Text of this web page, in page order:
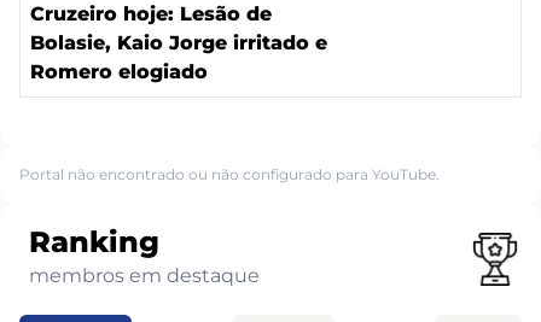
Cruzeiro hoje: Lesão de
Bolasie, Kaio Jorge irritado e
Romero elogiado
Portal não encontrado ou não configurado para YouTube.
Ranking
membros em destaque